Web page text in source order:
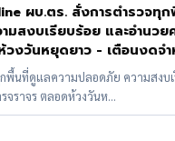
นที่ดูแล
มสงบเรียบร้อย และอำนวย
วงวันหยุดยาว - เตือนงดจำ
นิด 48 ชั่วโมง
พื้นที่ดูแลความปลอดภัย ความสงบ
จราจร ตลอดห้วงวันห...